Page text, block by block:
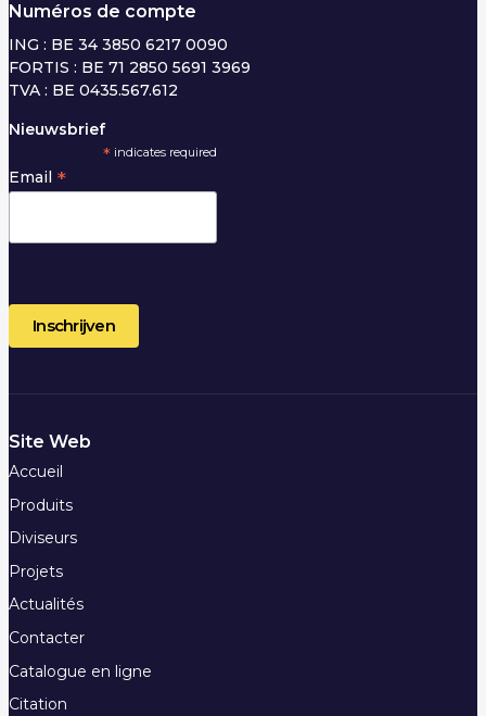
Numéros de compte
ING : BE 34 3850 6217 0090
FORTIS : BE 71 2850 5691 3969
TVA : BE 0435.567.612
Nieuwsbrief
* indicates required
Email *
Site Web
Accueil
Produits
Diviseurs
Projets
Actualités
Contacter
Catalogue en ligne
Citation